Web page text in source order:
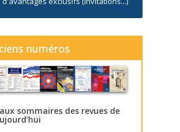
numéros
sommaires des revues de